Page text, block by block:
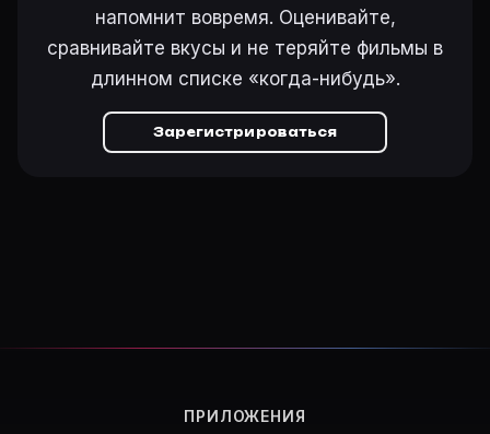
напомнит вовремя. Оценивайте,
сравнивайте вкусы и не теряйте фильмы в
длинном списке «когда-нибудь».
Зарегистрироваться
ПРИЛОЖЕНИЯ